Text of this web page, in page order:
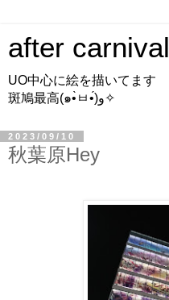
after carnival
UO中心に絵を描いてます
斑鳩最高(๑•̀ㅂ•́)و✧
2023/09/10
秋葉原Hey